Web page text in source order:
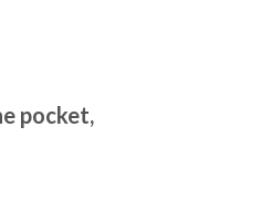
pocket,